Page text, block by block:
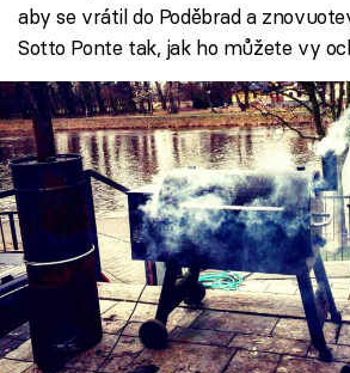
aby se vrátil do Poděbrad a
Sotto Ponte tak, jak ho můžete vy